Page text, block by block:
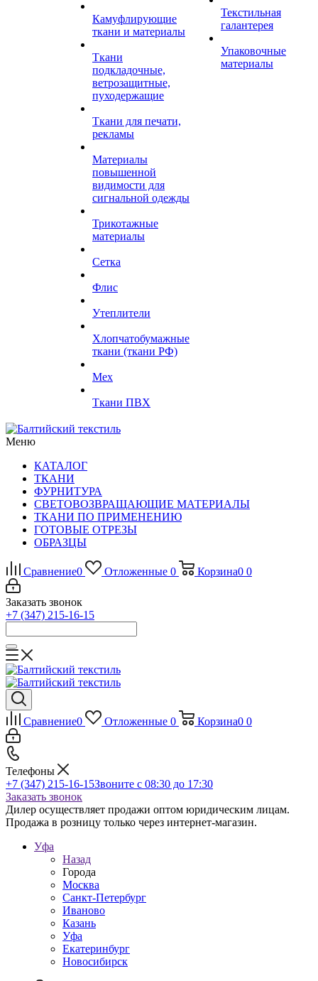
Камуфлирующие
ткани и материалы
Ткани
подкладочные,
ветрозащитные,
пуходержащие
Ткани для печати,
рекламы
Материалы
повышенной
видимости для
сигнальной одежды
Трикотажные
материалы
Сетка
Флис
Утеплители
Хлопчатобумажные
ткани (ткани РФ)
Мех
Ткани ПВХ
Текстильная
галантерея
Упаковочные
материалы
Меню
КАТАЛОГ
ТКАНИ
ФУРНИТУРА
СВЕТОВОЗВРАЩАЮЩИЕ МАТЕРИАЛЫ
ТКАНИ ПО ПРИМЕНЕНИЮ
ГОТОВЫЕ ОТРЕЗЫ
ОБРАЗЦЫ
Сравнение0 Отложенные 0 Корзина0 0
Заказать звонок
+7 (347) 215-16-15
Сравнение0 Отложенные 0 Корзина0 0
Телефоны
+7 (347) 215-16-15Звоните с 08:30 до 17:30
Заказать звонок
Дилер осуществляет продажи оптом юридическим лицам.
Продажа в розницу только через интернет-магазин.
Уфа
Назад
Города
Москва
Санкт-Петербург
Иваново
Казань
Уфа
Екатеринбург
Новосибирск